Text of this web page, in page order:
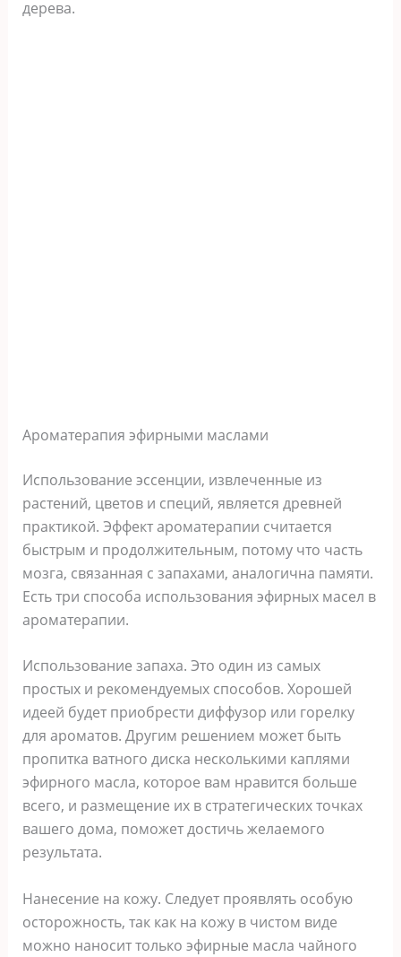
дерева.
Ароматерапия эфирными маслами
Использование эссенции, извлеченные из
растений, цветов и специй, является древней
практикой. Эффект ароматерапии считается
быстрым и продолжительным, потому что часть
мозга, связанная с запахами, аналогична памяти.
Есть три способа использования эфирных масел в
ароматерапии.
Использование запаха. Это один из самых
простых и рекомендуемых способов. Хорошей
идеей будет приобрести диффузор или горелку
для ароматов. Другим решением может быть
пропитка ватного диска несколькими каплями
эфирного масла, которое вам нравится больше
всего, и размещение их в стратегических точках
вашего дома, поможет достичь желаемого
результата.
Нанесение на кожу. Следует проявлять особую
осторожность, так как на кожу в чистом виде
можно наносит только эфирные масла чайного